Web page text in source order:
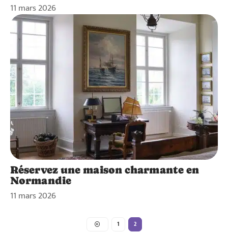
11 mars 2026
Réservez une maison charmante en
Normandie
11 mars 2026
1 2